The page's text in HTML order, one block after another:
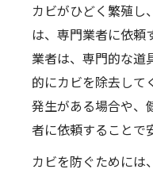
カビがひどく繁殖し
は、専門業者に依頼
業者は、専門的な道
的にカビを除去して
発生がある場合や、
者に依頼することで
カビを防ぐためには